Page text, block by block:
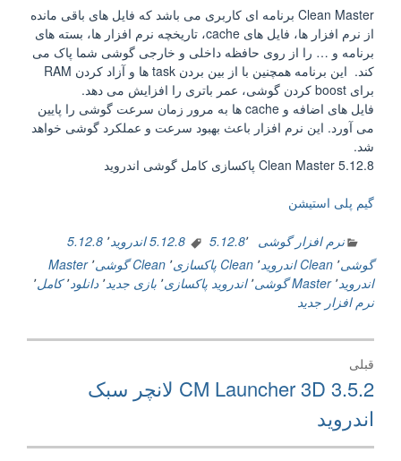
Clean Master برنامه ای کاربری می باشد که فایل های باقی مانده
از نرم افزار ها، فایل های cache، تاریخچه نرم افزار ها، بسته های
برنامه و … را از روی حافظه داخلی و خارجی گوشی شما پاک می
کند. این برنامه همچنین با از بین بردن task ها و آزاد کردن RAM
برای boost کردن گوشی، عمر باتری را افزایش می دهد.
فایل های اضافه و cache ها به مرور زمان سرعت گوشی را پایین
می آورد. این نرم افزار باعث بهبود سرعت و عملکرد گوشی خواهد
شد.
Clean Master 5.12.8 پاکسازی کامل گوشی اندروید
گیم پلی استیشن
نرم افزار گوشی 5.12.8٬ 5.12.8 اندروید ٬ 5.12.8
گوشی٬ Clean اندروید ٬ Clean پاکسازی ٬ Clean گوشی ٬ Master
اندروید٬ Master گوشی ٬ اندروید پاکسازی٬ بازی جدید٬ دانلود٬ کامل٬
نرم افزار جدید
راهبری
نوشته
قبلی
نوشته
قبلی:
CM Launcher 3D 3.5.2 لانچر سبک
اندروید